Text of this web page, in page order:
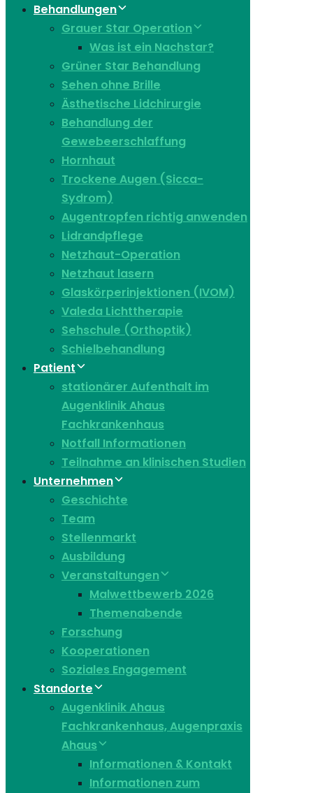
Behandlungen
Grauer Star Operation
Was ist ein Nachstar?
Grüner Star Behandlung
Sehen ohne Brille
Ästhetische Lidchirurgie
Behandlung der
Gewebeerschlaffung
Hornhaut
Trockene Augen (Sicca-
Sydrom)
Augentropfen richtig anwenden
Lidrandpflege
Netzhaut-Operation
Netzhaut lasern
Glaskörperinjektionen (IVOM)
Valeda Lichttherapie
Sehschule (Orthoptik)
Schielbehandlung
Patient
stationärer Aufenthalt im
Augenklinik Ahaus
Fachkrankenhaus
Notfall Informationen
Teilnahme an klinischen Studien
Unternehmen
Geschichte
Team
Stellenmarkt
Ausbildung
Veranstaltungen
Malwettbewerb 2026
Themenabende
Forschung
Kooperationen
Soziales Engagement
Standorte
Augenklinik Ahaus
Fachkrankenhaus, Augenpraxis
Ahaus
Informationen & Kontakt
Informationen zum